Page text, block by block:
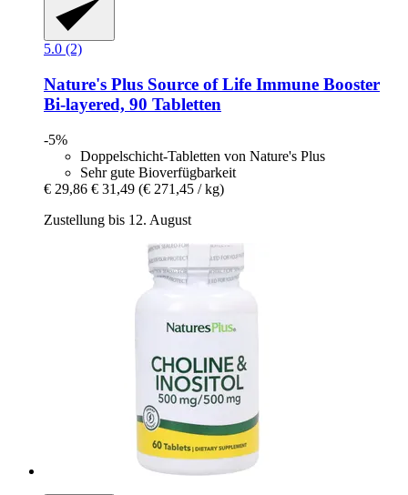
5.0 (2)
Nature's Plus Source of Life Immune Booster
Bi-​layered, 90 Tabletten
-5%
Doppelschicht-Tabletten von Nature's Plus
Sehr gute Bioverfügbarkeit
€ 29,86 € 31,49 (€ 271,45 / kg)
Zustellung bis 12. August